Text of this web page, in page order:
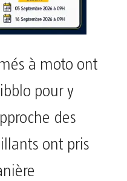
à moto ont
pour y
des
ont pris